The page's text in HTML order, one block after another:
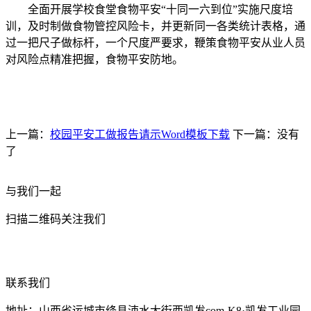
全面开展学校食堂食物平安“十同一六到位”实施尺度培
训，及时制做食物管控风险卡，并更新同一各类统计表格，通
过一把尺子做标杆，一个尺度严要求，鞭策食物平安从业人员
对风险点精准把握，食物平安防地。
上一篇： 校园平安工做报告请示Word模板下载 下一篇：没有
了
与我们一起
扫描二维码关注我们
联系我们